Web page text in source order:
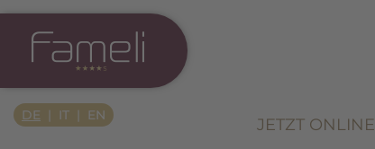
DE IT EN JETZT